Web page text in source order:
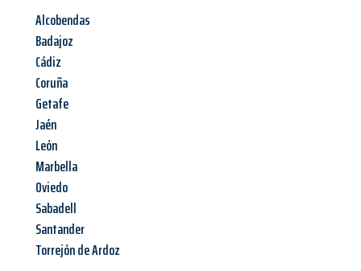
Alcobendas
Badajoz
Cádiz
Coruña
Getafe
Jaén
León
Marbella
Oviedo
Sabadell
Santander
Torrejón de Ardoz